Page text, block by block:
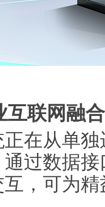
互联网融合
在从单
过数据
，可为